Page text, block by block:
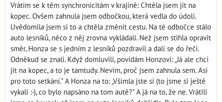
Vrátím se k těm synchronicitám v krajině: Chtěla jsem jít na
kopec. Ovšem zahnula jsem odbočkou, která vedla do údolí.
Uvědomila jsem si to a chtěla změnit cestu. Na té odbočce stálo
auto lesníků, něco z něj zrovna vykládali. Než jsem stihla opravit
směr, Honza se s jedním z lesníků pozdravil a dali se do řeči.
Odněkud se znali. Když domluvili, povídám Honzovi: „Já ale chci
jít na kopec, a to je tamtudy. Nevím, proč jsem zahnula sem. Asi
pro toto setkání." A Honza na to: „Všimla jste si (to jsme si ještě
vykali :-), co bylo napsáno na tom autě?" A já na to, že ne. Vrátili